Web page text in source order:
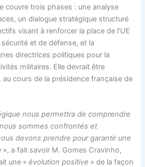
couvre trois phases : une analyse
un dialogue stratégique structuré
visant à renforcer la place de l’UE
et de défense, et la
directrices politiques pour la
militaires. Elle devrait être
cours de la présidence française de
nous permettra de comprendre
nous sommes confrontés et
devons prendre pour garantir une
», a fait savoir M. Gomes Cravinho,
une «évolution positive » de la façon